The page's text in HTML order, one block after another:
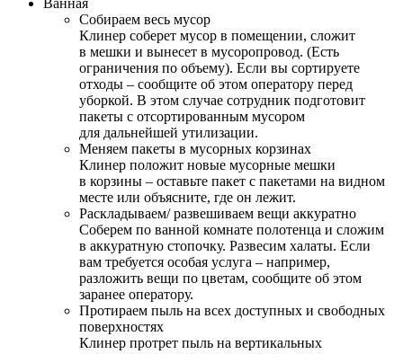
Ванная
Собираем весь мусор
Клинер соберет мусор в помещении, сложит
в мешки и вынесет в мусоропровод. (Есть
ограничения по объему). Если вы сортируете
отходы – сообщите об этом оператору перед
уборкой. В этом случае сотрудник подготовит
пакеты с отсортированным мусором
для дальнейшей утилизации.
Меняем пакеты в мусорных корзинах
Клинер положит новые мусорные мешки
в корзины – оставьте пакет с пакетами на видном
месте или объясните, где он лежит.
Раскладываем/ развешиваем вещи аккуратно
Соберем по ванной комнате полотенца и сложим
в аккуратную стопочку. Развесим халаты. Если
вам требуется особая услуга – например,
разложить вещи по цветам, сообщите об этом
заранее оператору.
Протираем пыль на всех доступных и свободных
поверхностях
Клинер протрет пыль на вертикальных